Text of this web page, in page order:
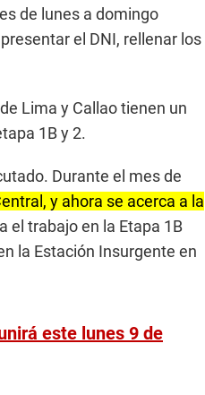
de lunes a domingo
el DNI, rellenar los
Lima y Callao tienen un
1B y 2.
Durante el mes de
y ahora se acerca a la
el trabajo en la Etapa 1B
la Estación Insurgente en
este lunes 9 de